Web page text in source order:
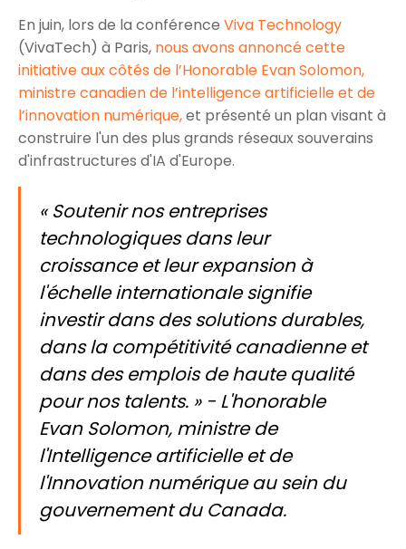
En juin, lors de la conférence Viva Technology
(VivaTech) à Paris, nous avons annoncé cette
initiative aux côtés de l’Honorable Evan Solomon,
ministre canadien de l’intelligence artificielle et de
l’innovation numérique,et présenté un plan visant à
construire l'un des plus grands réseaux souverains
d'infrastructures d'IA d'Europe.
« Soutenir nos entreprises
technologiques dans leur
croissance et leur expansion à
l'échelle internationale signifie
investir dans des solutions durables,
dans la compétitivité canadienne et
dans des emplois de haute qualité
pour nos talents. » - L'honorable
Evan Solomon, ministre de
l'Intelligence artificielle et de
l'Innovation numérique au sein du
gouvernement du Canada.